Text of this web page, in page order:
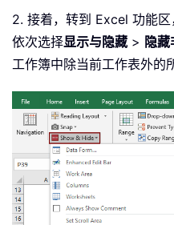
2. 接着，转到 Excel 功能区
依次选择显示与隐藏 > 隐
工作簿中除当前工作表外的